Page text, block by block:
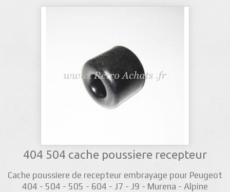
404 504 cache poussiere recepteur
Cache poussiere de recepteur embrayage pour Peugeot
404 - 504 - 505 - 604 - J7 - J9 - Murena - Alpine